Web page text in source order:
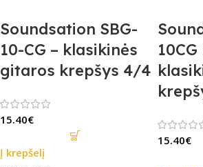
Soundsation SBG-
10-CG – klasikinės
gitaros krepšys 4/4
15.40€
Į krepšelį
15.40€